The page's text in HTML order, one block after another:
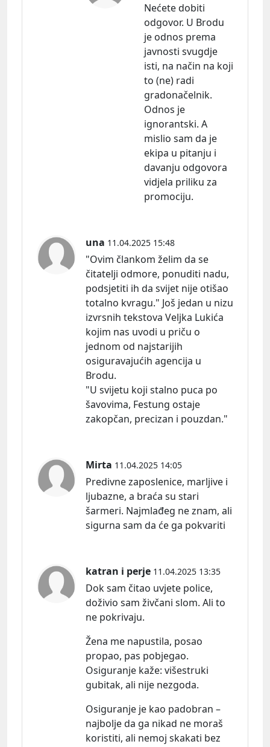
Nećete dobiti
odgovor. U Brodu
je odnos prema
javnosti svugdje
isti, na način na koji
to (ne) radi
gradonačelnik.
Odnos je
ignorantski. A
mislio sam da je
ekipa u pitanju i
davanju odgovora
vidjela priliku za
promociju.
una 11.04.2025 15:48
"Ovim člankom želim da se
čitatelji odmore, ponuditi nadu,
podsjetiti ih da svijet nije otišao
totalno kvragu." Još jedan u nizu
izvrsnih tekstova Veljka Lukića
kojim nas uvodi u priču o
jednom od najstarijih
osiguravajućih agencija u
Brodu.
"U svijetu koji stalno puca po
šavovima, Festung ostaje
zakopčan, precizan i pouzdan."
Mirta 11.04.2025 14:05
Predivne zaposlenice, marljive i
ljubazne, a braća su stari
šarmeri. Najmlađeg ne znam, ali
sigurna sam da će ga pokvariti
katran i perje 11.04.2025 13:35
Dok sam čitao uvjete police,
doživio sam živčani slom. Ali to
ne pokrivaju.
Žena me napustila, posao
propao, pas pobjegao.
Osiguranje kaže: višestruki
gubitak, ali nije nezgoda.
Osiguranje je kao padobran –
najbolje da ga nikad ne moraš
koristiti, ali nemoj skakati bez